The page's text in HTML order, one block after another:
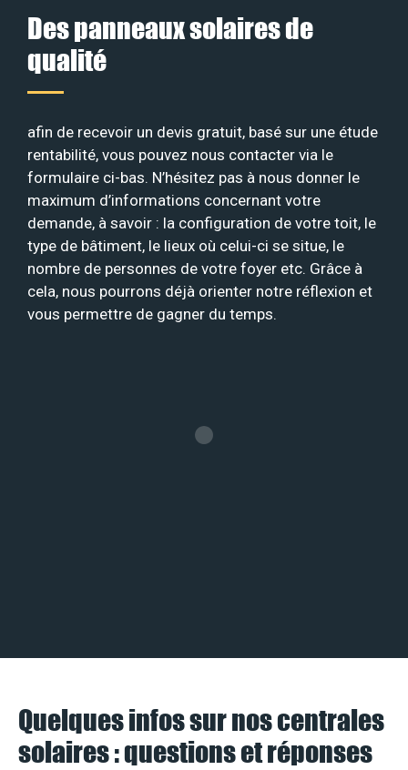
Des panneaux solaires de
qualité
afin de recevoir un devis gratuit, basé sur une étude
rentabilité, vous pouvez nous contacter via le
formulaire ci-bas. N’hésitez pas à nous donner le
maximum d’informations concernant votre
demande, à savoir : la configuration de votre toit, le
type de bâtiment, le lieux où celui-ci se situe, le
nombre de personnes de votre foyer etc. Grâce à
cela, nous pourrons déjà orienter notre réflexion et
vous permettre de gagner du temps.
Quelques infos sur nos centrales
solaires : questions et réponses